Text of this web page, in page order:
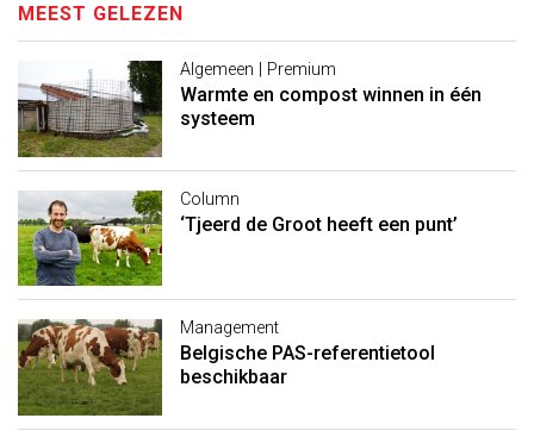
MEEST GELEZEN
Algemeen | Premium
Warmte en compost winnen in één
systeem
Column
‘Tjeerd de Groot heeft een punt’
Management
Belgische PAS-referentietool
beschikbaar